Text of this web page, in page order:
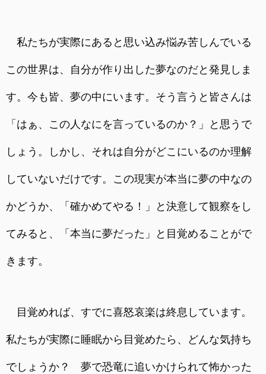
私たちが実際にあると思い込み悩み苦しんでいる
この世界は、自分が作り出した夢なのだと発見しま
す。今も皆、夢の中にいます。そう言うと皆さんは
「はぁ、この人なにを言っているのか？」と思うで
しょう。しかし、それは自分がどこにいるのか理解
していないだけです。この現実が本当に夢の中なの
かどうか、「確かめてやる！」と決意して観察をし
てみると、「本当に夢だった」と目覚めることがで
きます。
目覚めれば、すでに喜怒哀楽は終息しています。
私たちが実際に睡眠から目覚めたら、どんな気持ち
でしょうか？ 夢で恐竜に追いかけられて怖かった